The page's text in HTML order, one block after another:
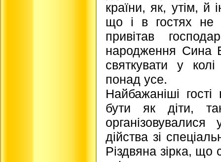
країни, як, утім, й
що і в гостях не
привітав
народження Сина
святкувати у
понад усе.
Найбажаніші
бути як діти,
дійства зі
Різдвяна зірка,